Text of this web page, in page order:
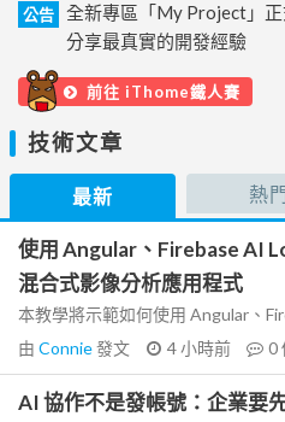
公告
全新專區「My Project」正
分享最真實的開發經驗
前往 iThome鐵人賽
技術文章
最新 熱
使用 Angular、Firebase AI
混合式影像分析應用程式
本教學將示範如何使用 Angular、
由 Connie發文 4 小時前 0
AI 協作不是發帳號：企業要